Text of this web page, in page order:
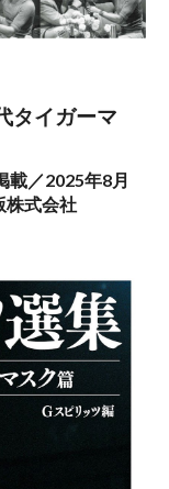
タイガーマ
載／2025年8月
株式会社